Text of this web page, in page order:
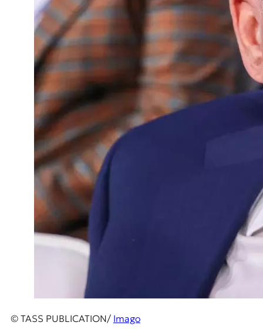
© TASS PUBLICATION/ Imago